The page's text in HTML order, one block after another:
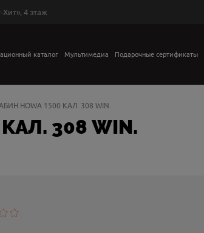
4 этаж
каталог Мультимедиа Подарочные сертификаты
HOWA 1500 КАЛ. 308 WIN.
308 WIN.